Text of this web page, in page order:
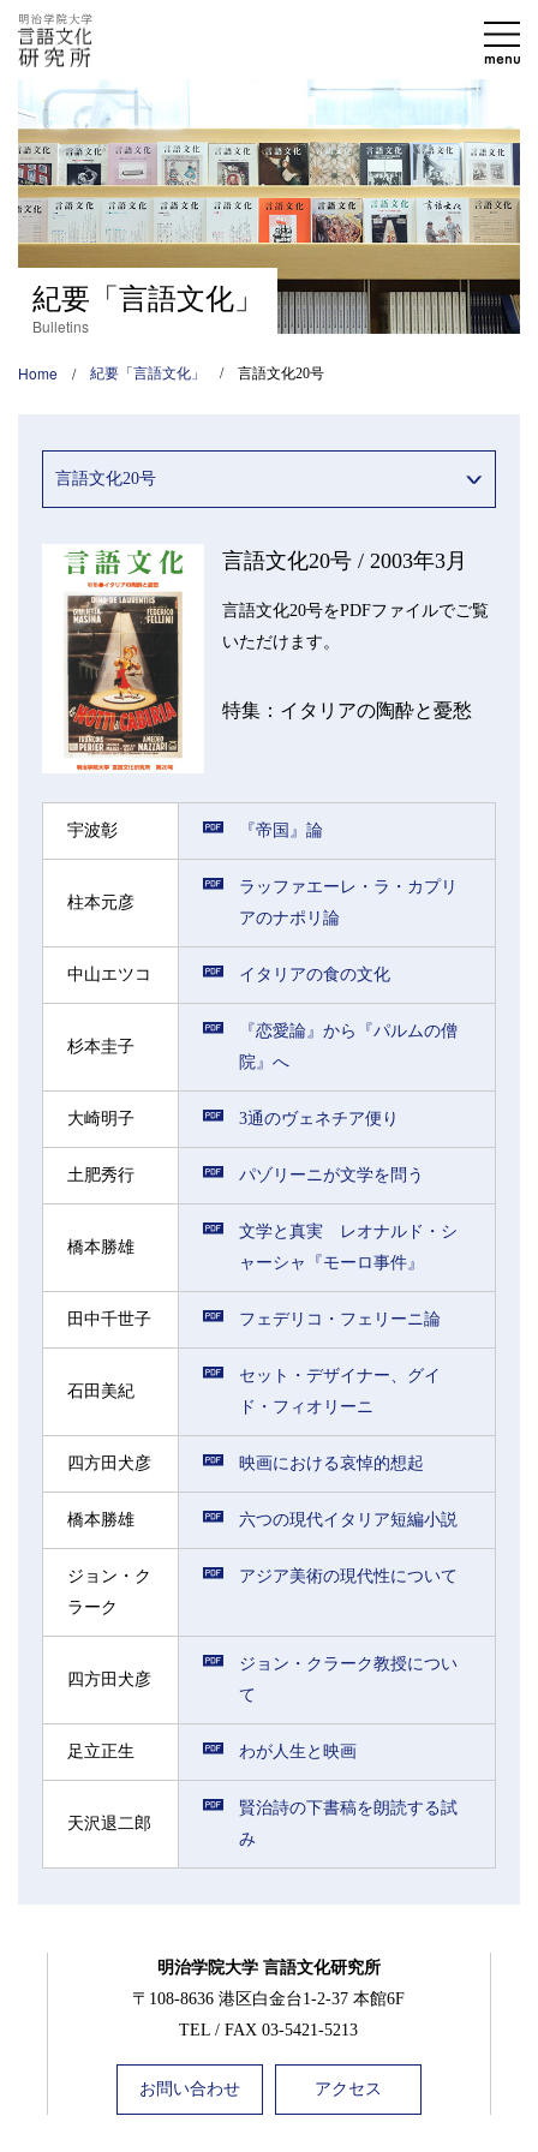
紀要「言語文化」
Bulletins
Home 紀要「言語文化」 言語文化20号
言語文化20号
言語文化20号 / 2003年3月
言語文化20号をPDFファイルでご覧
いただけます。
特集：イタリアの陶酔と憂愁
宇波彰 『帝国』論
柱本元彦
ラッファエーレ・ラ・カプリ
アのナポリ論
中山エツコ イタリアの食の文化
杉本圭子
『恋愛論』から『パルムの僧
院』へ
大崎明子 3通のヴェネチア便り
土肥秀行 パゾリーニが文学を問う
橋本勝雄
文学と真実 レオナルド・シ
ャーシャ『モーロ事件』
田中千世子 フェデリコ・フェリーニ論
石田美紀
セット・デザイナー、グイ
ド・フィオリーニ
四方田犬彦 映画における哀悼的想起
橋本勝雄 六つの現代イタリア短編小説
ジョン・ク
ラーク
アジア美術の現代性について
四方田犬彦
ジョン・クラーク教授につい
て
足立正生 わが人生と映画
天沢退二郎
賢治詩の下書稿を朗読する試
み
明治学院大学 言語文化研究所
〒108-8636 港区白金台1-2-37 本館6F
TEL / FAX 03-5421-5213
お問い合わせ アクセス